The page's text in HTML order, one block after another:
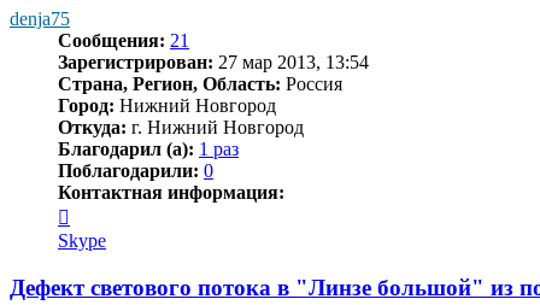
denja75
Сообщения: 21
Зарегистрирован: 27 мар 2013, 13:54
Страна, Регион, Область: Россия
Город: Нижний Новгород
Откуда: г. Нижний Новгород
Благодарил (а): 1 раз
Поблагодарили: 0
Контактная информация:
информация
пользователя
Skype
Дефект светового потока в "Линзе большой" из